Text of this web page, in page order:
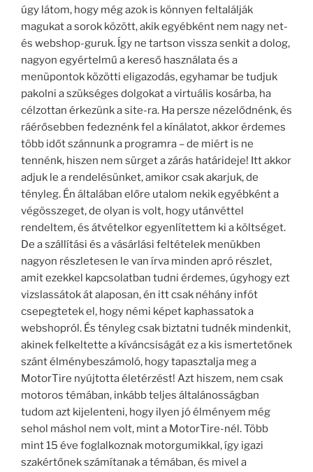
úgy látom, hogy még azok is könnyen feltalálják
magukat a sorok között, akik egyébként nem nagy net-
és webshop-guruk. Így ne tartson vissza senkit a dolog,
nagyon egyértelmű a kereső használata és a
menüpontok közötti eligazodás, egyhamar be tudjuk
pakolni a szükséges dolgokat a virtuális kosárba, ha
célzottan érkezünk a site-ra. Ha persze nézelődnénk, és
ráérősebben fedeznénk fel a kínálatot, akkor érdemes
több időt szánnunk a programra – de miért is ne
tennénk, hiszen nem sürget a zárás határideje! Itt akkor
adjuk le a rendelésünket, amikor csak akarjuk, de
tényleg. Én általában előre utalom nekik egyébként a
végösszeget, de olyan is volt, hogy utánvéttel
rendeltem, és átvételkor egyenlítettem ki a költséget.
De a szállítási és a vásárlási feltételek menükben
nagyon részletesen le van írva minden apró részlet,
amit ezekkel kapcsolatban tudni érdemes, úgyhogy ezt
vizslassátok át alaposan, én itt csak néhány infót
csepegtetek el, hogy némi képet kaphassatok a
webshopról. És tényleg csak biztatni tudnék mindenkit,
akinek felkeltette a kíváncsiságát ez a kis ismertetőnek
szánt élménybeszámoló, hogy tapasztalja meg a
MotorTire nyújtotta életérzést! Azt hiszem, nem csak
motoros témában, inkább teljes általánosságban
tudom azt kijelenteni, hogy ilyen jó élményem még
sehol máshol nem volt, mint a MotorTire-nél. Több
mint 15 éve foglalkoznak motorgumikkal, így igazi
szakértőnek számítanak a témában, és mivel a